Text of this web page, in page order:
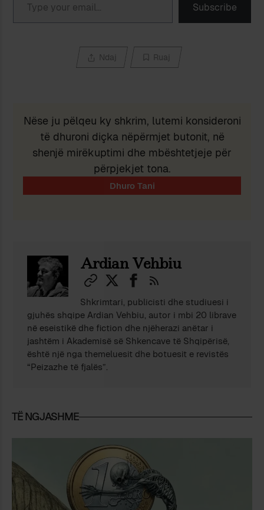
Subscribe
Ndaj Ruaj
Nëse ju pëlqeu ky shkrim, lutemi konsideroni
të dhuroni diçka nëpërmjet butonit, në
shenjë mirëkuptimi dhe mbështetjeje për
përpjekjet tona.
Ardian Vehbiu
Shkrimtari, publicisti dhe studiuesi i
gjuhës shqipe Ardian Vehbiu, autor i mbi 20 librave
në eseistikë dhe fiction dhe njëherazi anëtar i
jashtëm i Akademisë së Shkencave të Shqipërisë,
është një nga themeluesit dhe botuesit e revistës
“Peizazhe të fjalës”.
TË NGJASHME